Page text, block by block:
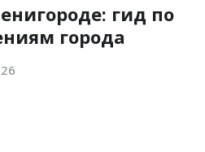
гид по
города